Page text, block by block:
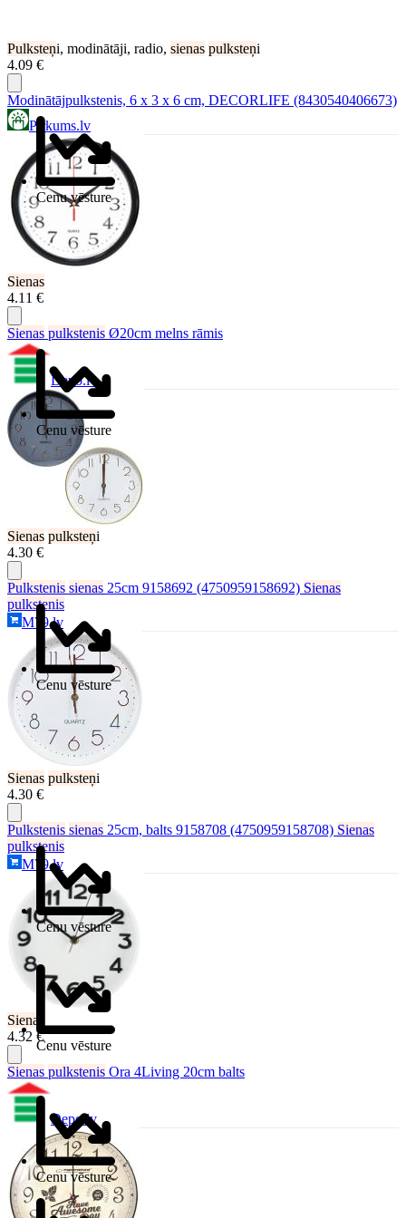
Pulksteņi, modinātāji, radio, sienas pulksteņi
4.09 €
Cenu vēsture
Modinātājpulkstenis, 6 x 3 x 6 cm, DECORLIFE (8430540406673)
Pirkums.lv
Sienas
4.11 €
Cenu vēsture
Sienas pulkstenis Ø20cm melns rāmis
Depo.lv
Sienas pulksteņi
4.30 €
Cenu vēsture
Pulkstenis sienas 25cm 9158692 (4750959158692) Sienas
pulkstenis
M79.lv
Sienas pulksteņi
4.30 €
Cenu vēsture
Pulkstenis sienas 25cm, balts 9158708 (4750959158708) Sienas
pulkstenis
M79.lv
Sienas
4.32 €
Cenu vēsture
Sienas pulkstenis Ora 4Living 20cm balts
Depo.lv
Cenu vēsture